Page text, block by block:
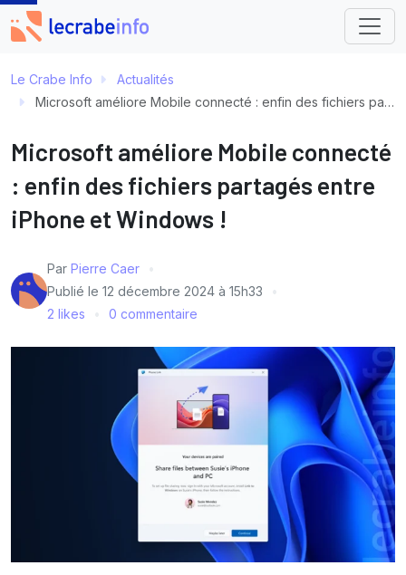
Le Crabe Info
Actualités
Microsoft améliore Mobile connecté : enfin des fichiers partagés entre iPhone et Windows !
Microsoft améliore Mobile connecté
: enfin des fichiers partagés entre
iPhone et Windows !
Par Pierre Caer
Publié le 12 décembre 2024 à 15h33
2 likes
0 commentaire